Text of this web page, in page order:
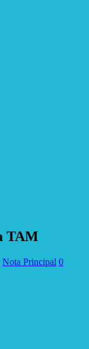
TAM
Nota Principal 0